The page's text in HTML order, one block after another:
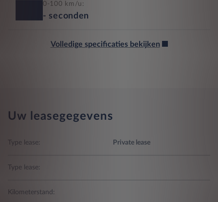
0-100 km/u:
- seconden
Volledige specificaties bekijken
Uw leasegegevens
Type lease: Private lease
Type lease:
Kilometerstand: